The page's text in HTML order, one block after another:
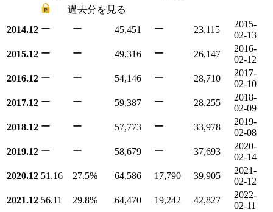
過去分を見る
2014.12 ー ー 45,451 ー 23,115
2015-
02-13
2015.12 ー ー 49,316 ー 26,147
2016-
02-12
2016.12 ー ー 54,146 ー 28,710
2017-
02-10
2017.12 ー ー 59,387 ー 28,255
2018-
02-09
2018.12 ー ー 57,773 ー 33,978
2019-
02-08
2019.12 ー ー 58,679 ー 37,693
2020-
02-14
2020.12 51.16 27.5% 64,586 17,790 39,905
2021-
02-12
2021.12 56.11 29.8% 64,470 19,242 42,827
2022-
02-11